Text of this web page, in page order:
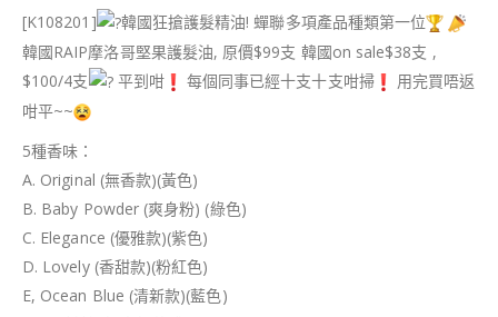
[K108201]
韓國狂搶護髮精油! 蟬聯多項產品種類第一位
韓國RAIP摩洛哥堅果護髮油, 原價$99支 韓國on sale$38支 ,
$100/4支
平到咁 每個同事已經十支十支咁掃
用完買唔返
咁平~~
5種香味：
A. Original (無香款)(黃色)
B. Baby Powder (爽身粉) (綠色)
C. Elegance (優雅款)(紫色)
D. Lovely (香甜款)(粉紅色)
E, Ocean Blue (清新款)(藍色)